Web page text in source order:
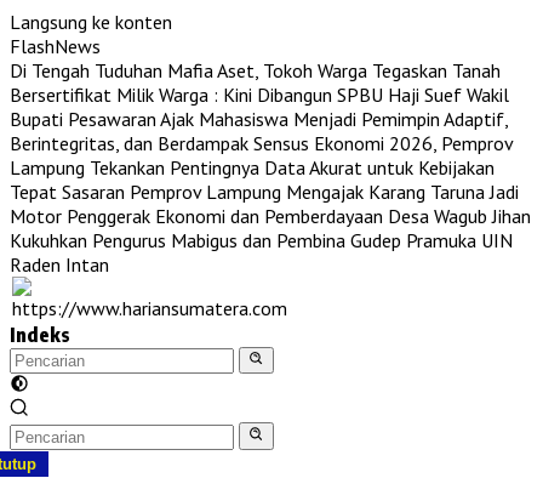
Langsung ke konten
FlashNews
Di Tengah Tuduhan Mafia Aset, Tokoh Warga Tegaskan Tanah
Bersertifikat Milik Warga : Kini Dibangun SPBU Haji Suef Wakil
Bupati Pesawaran Ajak Mahasiswa Menjadi Pemimpin Adaptif,
Berintegritas, dan Berdampak Sensus Ekonomi 2026, Pemprov
Lampung Tekankan Pentingnya Data Akurat untuk Kebijakan
Tepat Sasaran Pemprov Lampung Mengajak Karang Taruna Jadi
Motor Penggerak Ekonomi dan Pemberdayaan Desa Wagub Jihan
Kukuhkan Pengurus Mabigus dan Pembina Gudep Pramuka UIN
Raden Intan
Indeks